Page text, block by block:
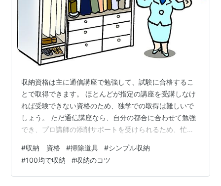
収納資格は主に通信講座で勉強して、試験に合格するこ
とで取得できます。 ほとんどが指定の講座を受講しなけ
れば受験できない資格のため、独学での取得は難しいで
しょう。 ただ通信講座なら、自分の都合に合わせて勉強
でき、プロ講師の添削サポートを受けられるため、忙し
取得できる収納資格についてご紹介します。 １．収納マ
イスター（日本生活環境支援協会） 収納マイスターは物
の整理整頓に関する基本的な考え方や、空間ごとに適切
#収納 資格 #掃除道具 #シンプル収納
#100均で収納 #収納のコツ